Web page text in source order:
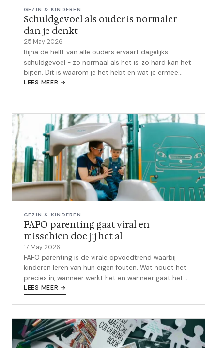
GEZIN & KINDEREN
Schuldgevoel als ouder is normaler
dan je denkt
25 May 2026
Bijna de helft van alle ouders ervaart dagelijks
schuldgevoel - zo normaal als het is, zo hard kan het
bijten. Dit is waarom je het hebt en wat je ermee
kunt.
LEES MEER →
GEZIN & KINDEREN
FAFO parenting gaat viral en
misschien doe jij het al
17 May 2026
FAFO parenting is de virale opvoedtrend waarbij
kinderen leren van hun eigen fouten. Wat houdt het
precies in, wanneer werkt het en wanneer gaat het te
ver?
LEES MEER →